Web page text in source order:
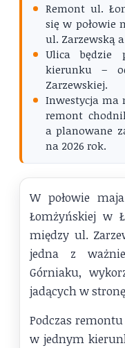
Remont ul.
się w połowie
ul. Zarzewską
Ulica będzie
kierunku –
Zarzewskiej.
Inwestycja ma
remont
a planowane
na 2026 rok.
W połowie
Łomżyńskiej w
między ul.
jedna z
Górniaku,
jadących w
Podczas
w jednym